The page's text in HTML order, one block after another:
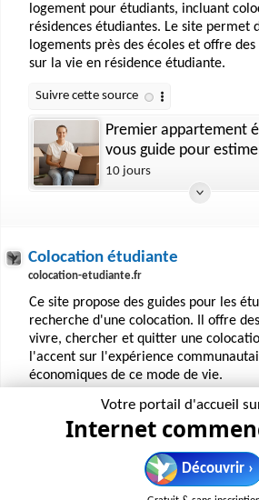
logement pour étudiants, incluant
résidences étudiantes. Le site permet
logements près des écoles et offre
sur la vie en résidence étudiante.
Premier appartement
vous guide pour
réel (et éviter les
10 jours
Colocation étudiante
colocation-etudiante.fr
Ce site propose des guides pour les
recherche d'une colocation. Il offre
vivre, chercher et quitter une
l'accent sur l'expérience
économiques de ce mode de vie.
Votre portail d'accueil
Internet
Découvrir ›